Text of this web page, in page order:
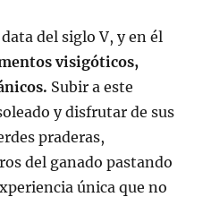
del siglo V, y en él
visigóticos,
Subir a este
y disfrutar de sus
praderas,
del ganado pastando
única que no